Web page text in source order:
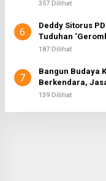
357 Dilihat
6
Deddy Sitorus
Tuduhan
Rapat Komisi II
187 Dilihat
7
Bangun Budaya
Berkendara,
Campaign di PT
139 Dilihat